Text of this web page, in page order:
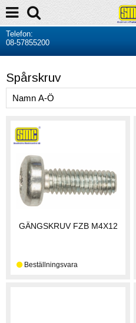
Telefon:
08-57855200
Spårskruv
GÄNGSKRUV FZB M4X12